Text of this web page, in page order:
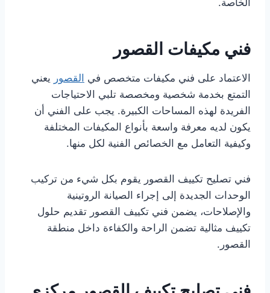
الخاصة.
فني مكيفات القصور
الاعتماد على فني مكيفات متخصص في القصور يعني
التمتع بخدمة شخصية ومخصصة تلبي الاحتياجات
الفريدة لهذه المساحات الكبيرة. يجب على الفني أن
يكون لديه معرفة واسعة بأنواع المكيفات المختلفة
وكيفية التعامل مع الخصائص الفنية لكل منها.
فني تصليح تكييف القصور يقوم بكل شيء من تركيب
الوحدات الجديدة إلى إجراء الصيانة الروتينية
والإصلاحات، يضمن فني تكييف القصور تقديم حلول
تكييف مثالية تضمن الراحة والكفاءة داخل منطقة
القصور.